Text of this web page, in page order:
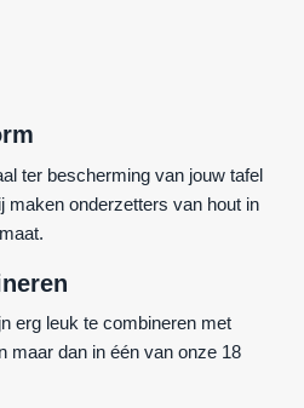
ter bescherming van jouw tafel
maken onderzetters van hout in
erg leuk te combineren met
maar dan in één van onze 18